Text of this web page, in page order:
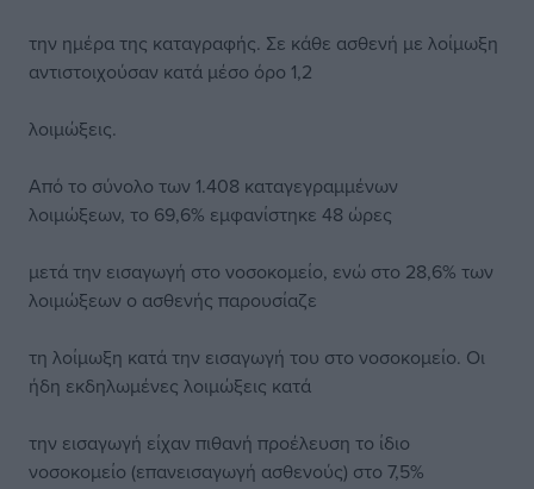
την ημέρα της καταγραφής. Σε κάθε ασθενή με λοίμωξη
αντιστοιχούσαν κατά μέσο όρο 1,2
λοιμώξεις.
Από το σύνολο των 1.408 καταγεγραμμένων
λοιμώξεων, το 69,6% εμφανίστηκε 48 ώρες
μετά την εισαγωγή στο νοσοκομείο, ενώ στο 28,6% των
λοιμώξεων ο ασθενής παρουσίαζε
τη λοίμωξη κατά την εισαγωγή του στο νοσοκομείο. Οι
ήδη εκδηλωμένες λοιμώξεις κατά
την εισαγωγή είχαν πιθανή προέλευση το ίδιο
νοσοκομείο (επανεισαγωγή ασθενούς) στο 7,5%